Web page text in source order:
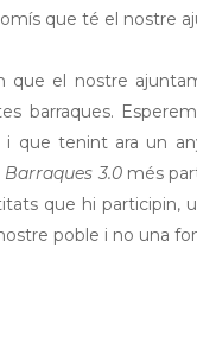
que té el nostre
que el nostre
barraques.
i que tenint ara un
Barraques 3.0més
que hi participin,
poble i no una